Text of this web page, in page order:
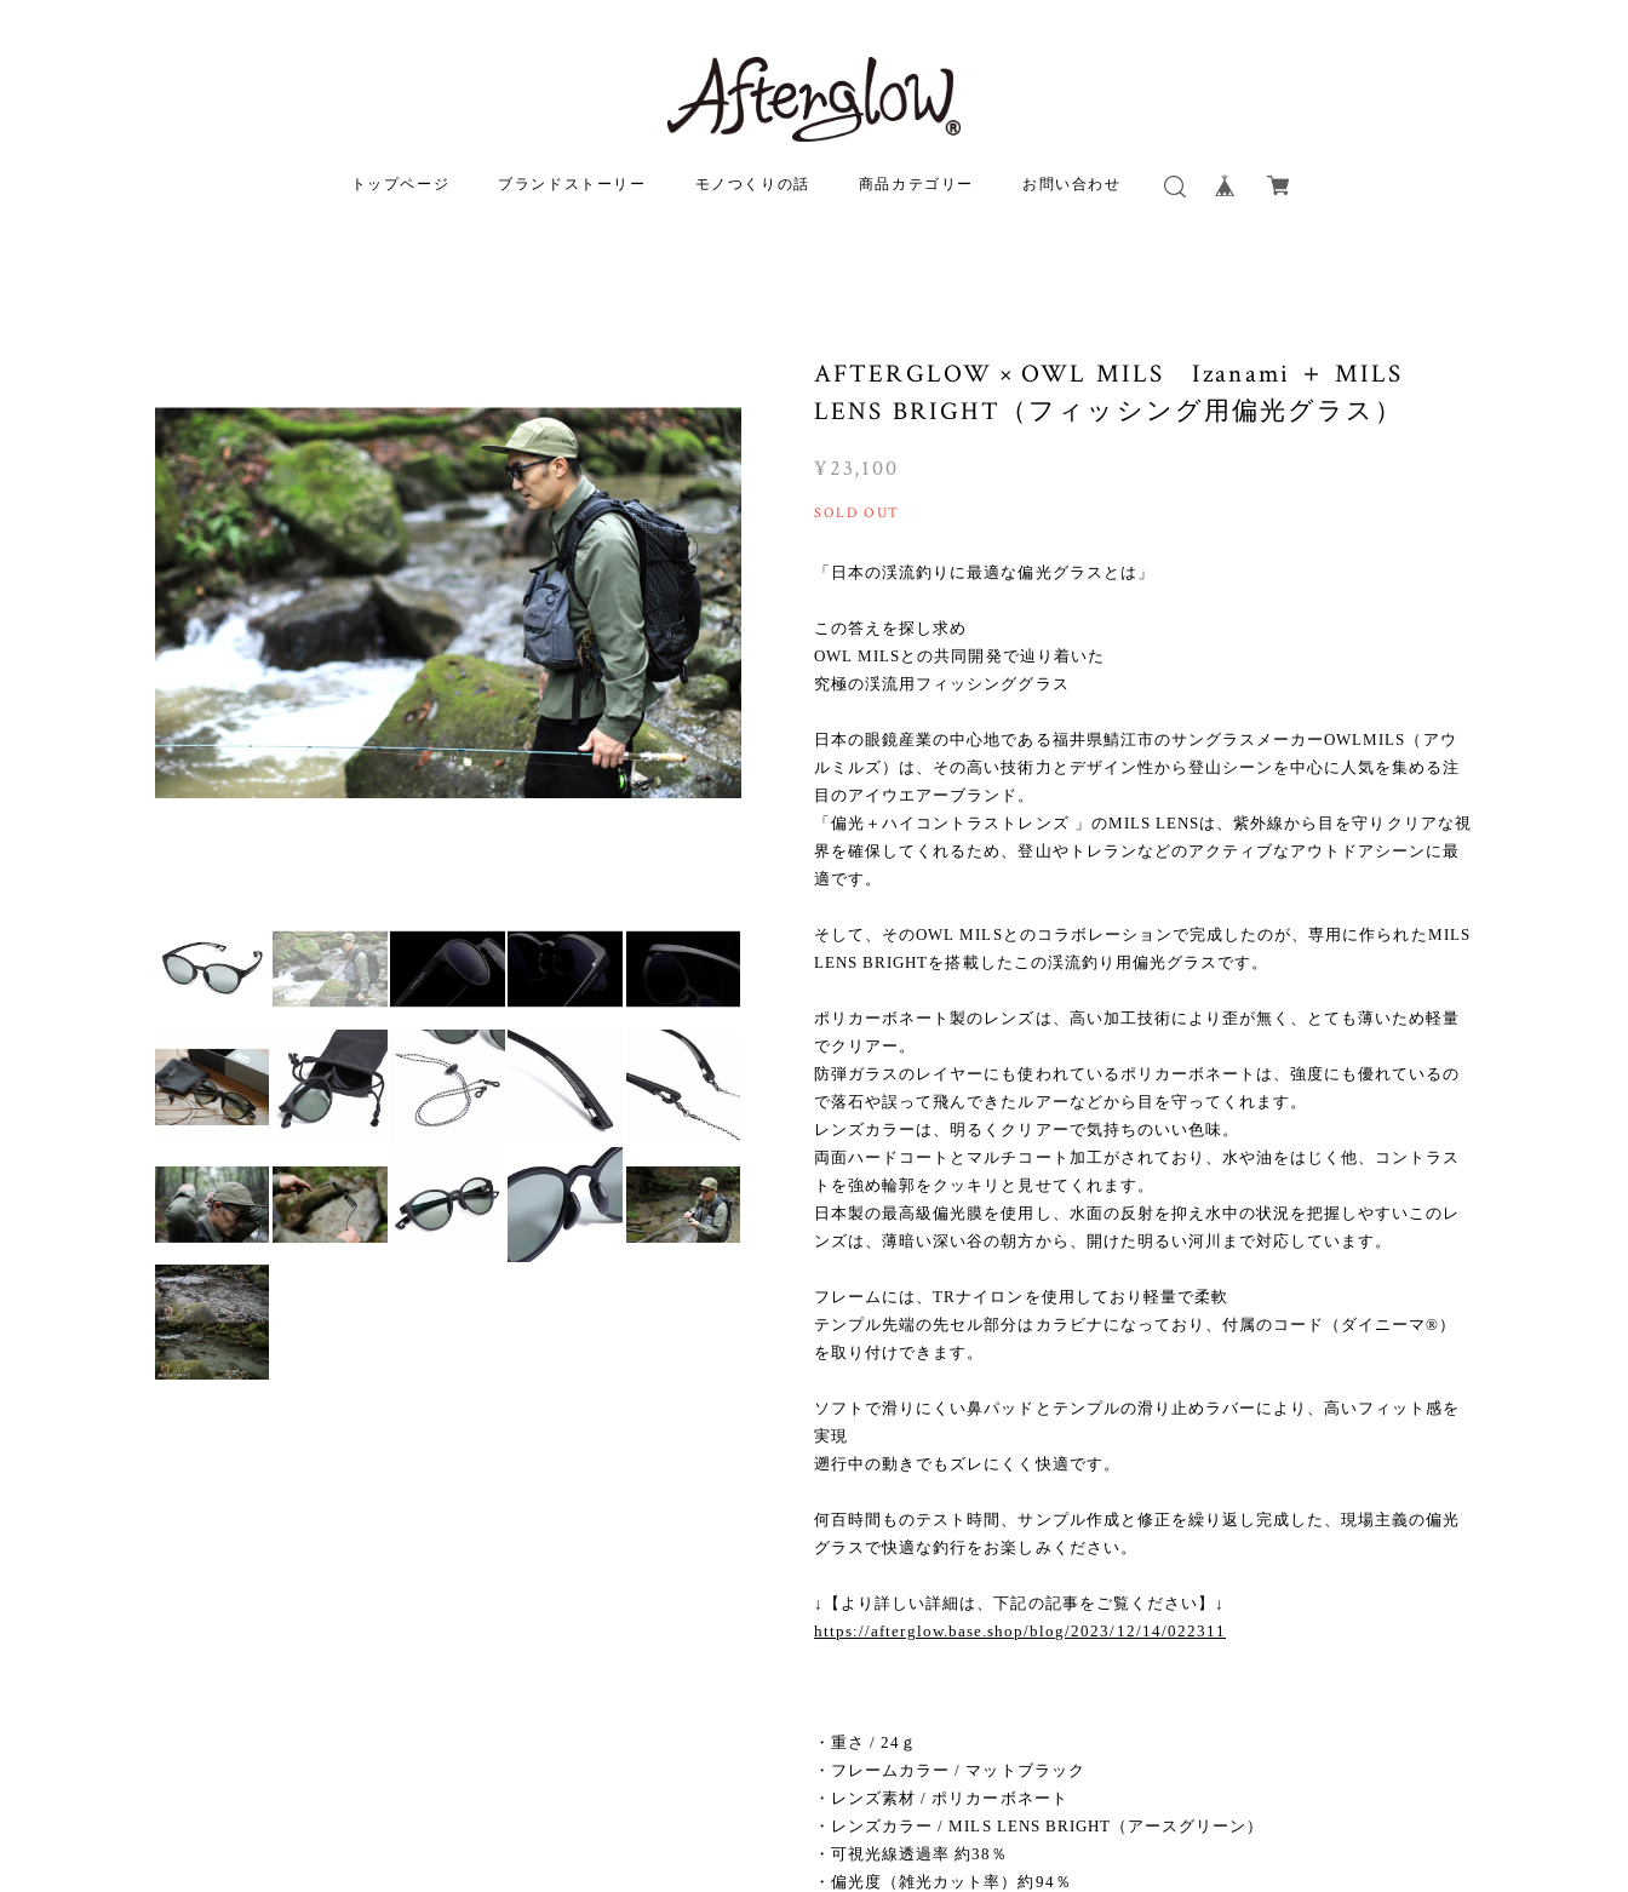
トップページ ブランドストーリー モノつくりの話 商品カテゴリー お問い合わせ
AFTERGLOW × OWL MILS Izanami ＋ MILS
LENS BRIGHT（フィッシング用偏光グラス）
¥23,100
SOLD OUT
「日本の渓流釣りに最適な偏光グラスとは」
この答えを探し求め
OWL MILSとの共同開発で辿り着いた
究極の渓流用フィッシンググラス
日本の眼鏡産業の中心地である福井県鯖江市のサングラスメーカーOWLMILS（アウ
ルミルズ）は、その高い技術力とデザイン性から登山シーンを中心に人気を集める注
目のアイウエアーブランド。
「偏光＋ハイコントラストレンズ 」のMILS LENSは、紫外線から目を守りクリアな視
界を確保してくれるため、登山やトレランなどのアクティブなアウトドアシーンに最
適です。
そして、そのOWL MILSとのコラボレーションで完成したのが、専用に作られたMILS
LENS BRIGHTを搭載したこの渓流釣り用偏光グラスです。
ポリカーボネート製のレンズは、高い加工技術により歪が無く、とても薄いため軽量
でクリアー。
防弾ガラスのレイヤーにも使われているポリカーボネートは、強度にも優れているの
で落石や誤って飛んできたルアーなどから目を守ってくれます。
レンズカラーは、明るくクリアーで気持ちのいい色味。
両面ハードコートとマルチコート加工がされており、水や油をはじく他、コントラス
トを強め輪郭をクッキリと見せてくれます。
日本製の最高級偏光膜を使用し、水面の反射を抑え水中の状況を把握しやすいこのレ
ンズは、薄暗い深い谷の朝方から、開けた明るい河川まで対応しています。
フレームには、TRナイロンを使用しており軽量で柔軟
テンプル先端の先セル部分はカラビナになっており、付属のコード（ダイニーマ®）
を取り付けできます。
ソフトで滑りにくい鼻パッドとテンプルの滑り止めラバーにより、高いフィット感を
実現
遡行中の動きでもズレにくく快適です。
何百時間ものテスト時間、サンプル作成と修正を繰り返し完成した、現場主義の偏光
グラスで快適な釣行をお楽しみください。
↓【より詳しい詳細は、下記の記事をご覧ください】↓
https://afterglow.base.shop/blog/2023/12/14/022311
・重さ / 24ｇ
・フレームカラー / マットブラック
・レンズ素材 / ポリカーボネート
・レンズカラー / MILS LENS BRIGHT（アースグリーン）
・可視光線透過率 約38％
・偏光度（雑光カット率）約94％